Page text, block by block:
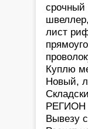
срочный
лист
Куплю
Новый,
Вывезу